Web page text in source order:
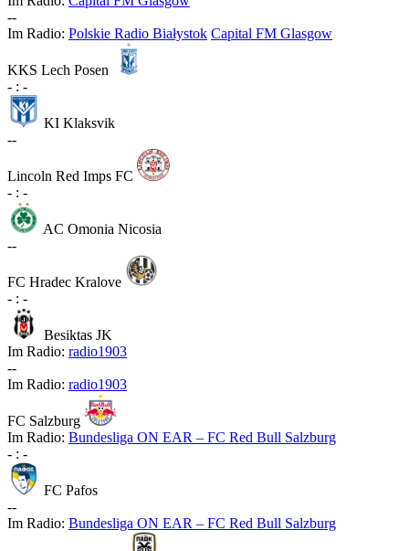
--
Im Radio: Polskie Radio Białystok Capital FM Glasgow
KKS Lech Posen
- : -
KI Klaksvik
--
Lincoln Red Imps FC
- : -
AC Omonia Nicosia
--
FC Hradec Kralove
- : -
Besiktas JK
Im Radio: radio1903
--
Im Radio: radio1903
FC Salzburg
Im Radio: Bundesliga ON EAR – FC Red Bull Salzburg
- : -
FC Pafos
--
Im Radio: Bundesliga ON EAR – FC Red Bull Salzburg